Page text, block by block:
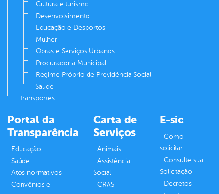
Cultura e turismo
Desenvolvimento
Educação e Desportos
Mulher
Obras e Serviços Urbanos
Procuradoria Municipal
Regime Próprio de Previdência Social
Saúde
Transportes
Portal da
Transparência
Educação
Saúde
Atos normativos
Convênios e
Carta de
Serviços
Animais
Assistência
Social
CRAS
E-sic
Como
solicitar
Consulte sua
Solicitação
Decretos